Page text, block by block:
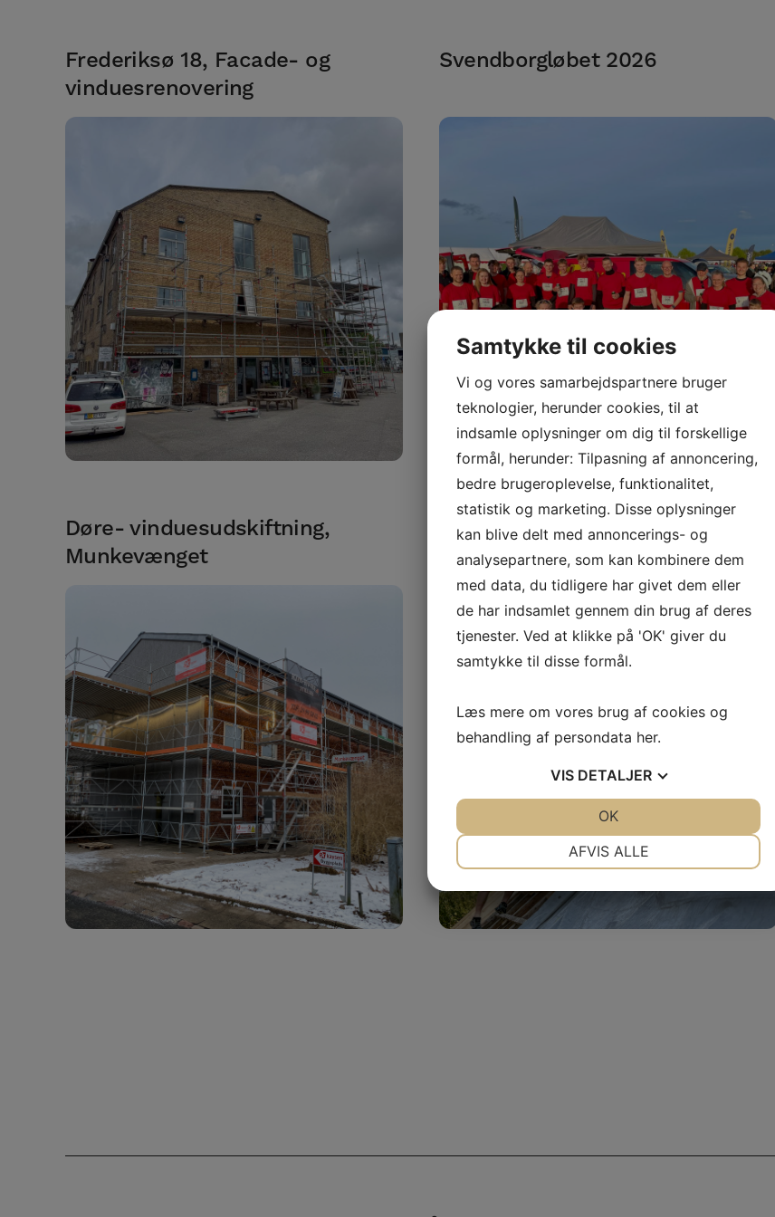
Frederiksø 18, Facade- og
vinduesrenovering
Svendborgløbet 2026
Døre- vinduesudskiftning,
Munkevænget
Renovering af landejendom
Samtykke til cookies
Vi og vores samarbejdspartnere bruger
teknologier, herunder cookies, til at
indsamle oplysninger om dig til forskellige
formål, herunder: Tilpasning af annoncering,
bedre brugeroplevelse, funktionalitet,
statistik og marketing. Disse oplysninger
kan blive delt med annoncerings- og
analysepartnere, som kan kombinere dem
med data, du tidligere har givet dem eller
de har indsamlet gennem din brug af deres
tjenester. Ved at klikke på 'OK' giver du
samtykke til disse formål.
Læs mere om vores brug af cookies og
behandling af persondata her.
VIS DETALJER
MARKETING STATISTIK
AFVIS ALLE
OK